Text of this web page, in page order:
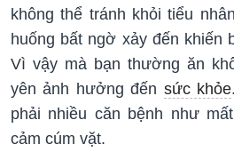
không thể tránh khỏi tiểu
huống bất ngờ xảy đến khiến
Vì vậy mà bạn thường ăn
yên ảnh hưởng đến sức khỏe
phải nhiều căn bệnh như
cảm cúm vặt.